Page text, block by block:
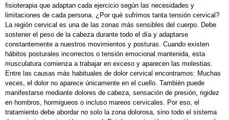
fisioterapia que adaptan cada ejercicio según las necesidades y
limitaciones de cada persona. ¿Por qué sufrimos tanta tensión cervical?
La región cervical es una de las zonas más sensibles del cuerpo. Debe
sostener el peso de la cabeza durante todo el día y adaptarse
constantemente a nuestros movimientos y posturas. Cuando existen
hábitos posturales incorrectos o tensión emocional mantenida, esta
musculatura comienza a trabajar en exceso y aparecen las molestias.
Entre las causas más habituales de dolor cervical encontramos: Muchas
veces, el dolor no aparece únicamente en el cuello. También puede
manifestarse mediante dolores de cabeza, sensación de presión, rigidez
en hombros, hormigueos o incluso mareos cervicales. Por eso, el
tratamiento debe abordar no solo la zona dolorosa, sino todo el sistema